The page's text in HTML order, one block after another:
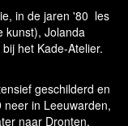
in de jaren '80 les
kunst), Jolanda
het Kade-Atelier.
geschilderd en
in Leeuwarden,
naar Dronten.